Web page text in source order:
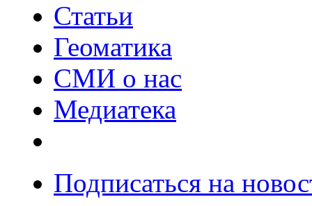
Статьи
Геоматика
СМИ о нас
Медиатека
Подписаться на